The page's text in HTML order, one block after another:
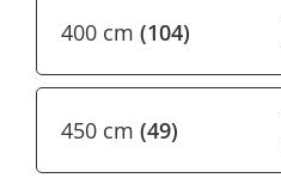
400 cm (104)
450 cm (49)